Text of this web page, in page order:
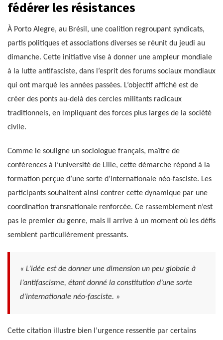
fédérer les résistances
À Porto Alegre, au Brésil, une coalition regroupant syndicats,
partis politiques et associations diverses se réunit du jeudi au
dimanche. Cette initiative vise à donner une ampleur mondiale
à la lutte antifasciste, dans l’esprit des forums sociaux mondiaux
qui ont marqué les années passées. L’objectif affiché est de
créer des ponts au-delà des cercles militants radicaux
traditionnels, en impliquant des forces plus larges de la société
civile.
Comme le souligne un sociologue français, maître de
conférences à l’université de Lille, cette démarche répond à la
formation perçue d’une sorte d’internationale néo-fasciste. Les
participants souhaitent ainsi contrer cette dynamique par une
coordination transnationale renforcée. Ce rassemblement n’est
pas le premier du genre, mais il arrive à un moment où les défis
semblent particulièrement pressants.
« L’idée est de donner une dimension un peu globale à
l’antifascisme, étant donné la constitution d’une sorte
d’internationale néo-fasciste. »
Cette citation illustre bien l’urgence ressentie par certains